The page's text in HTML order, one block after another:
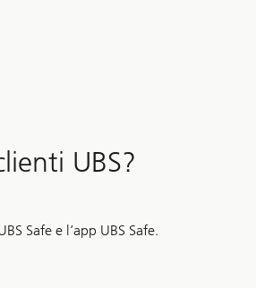
UBS?
Safe e l’app UBS Safe.